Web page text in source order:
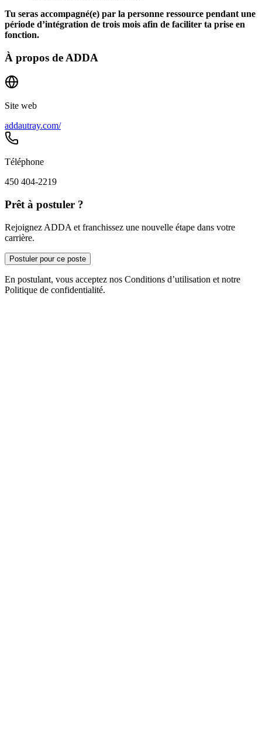
Tu seras accompagné(e) par la personne ressource pendant une
période d’intégration de trois mois afin de faciliter ta prise en
fonction.
À propos de ADDA
Site web
addautray.com/
Téléphone
450 404-2219
Prêt à postuler ?
Rejoignez ADDA et franchissez une nouvelle étape dans votre
carrière.
Postuler pour ce poste
En postulant, vous acceptez nos Conditions d’utilisation et notre
Politique de confidentialité.